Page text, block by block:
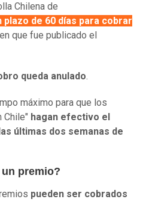
Chilena de
plazo de 60 días para cobrar
que fue publicado el
queda anulado.
máximo para que los
Chile" hagan efectivo el
últimas dos semanas de
premio?
pueden ser cobrados